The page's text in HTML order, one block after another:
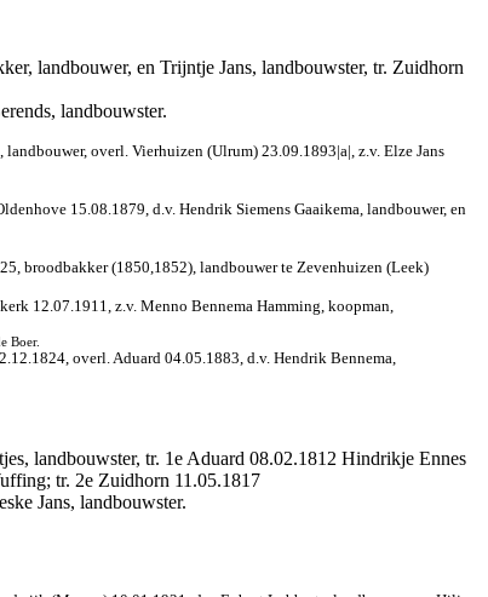
landbouwer, en Trijntje Jans, landbouwster, tr. Zuidhorn
landbouwster.
overl. Vierhuizen (Ulrum) 23.09.1893|a|, z.v. Elze Jans
15.08.1879, d.v. Hendrik Siemens Gaaikema, landbouwer, en
broodbakker (1850,1852), landbouwer te Zevenhuizen (Leek)
12.07.1911, z.v. Menno Bennema Hamming, koopman,
Boer.
overl. Aduard 04.05.1883, d.v. Hendrik Bennema,
landbouwster, tr. 1e Aduard 08.02.1812 Hindrikje Ennes
tr. 2e Zuidhorn 11.05.1817
Jans, landbouwster.